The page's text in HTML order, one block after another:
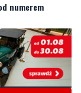
numerem